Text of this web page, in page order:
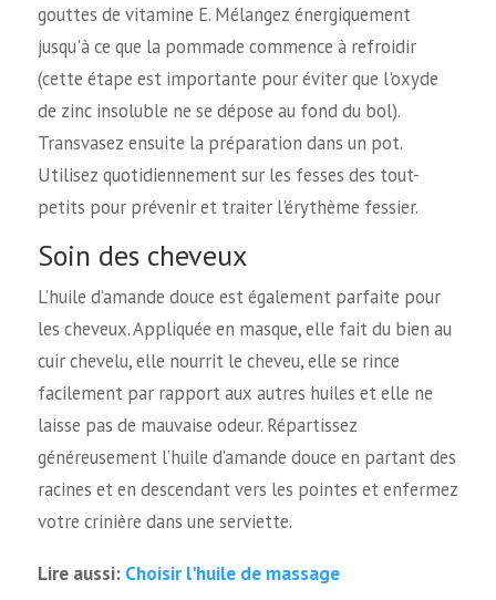
gouttes de vitamine E. Mélangez énergiquement
jusqu'à ce que la pommade commence à refroidir
(cette étape est importante pour éviter que l'oxyde
de zinc insoluble ne se dépose au fond du bol).
Transvasez ensuite la préparation dans un pot.
Utilisez quotidiennement sur les fesses des tout-
petits pour prévenir et traiter l'érythème fessier.
Soin des cheveux
L’huile d’amande douce est également parfaite pour
les cheveux. Appliquée en masque, elle fait du bien au
cuir chevelu, elle nourrit le cheveu, elle se rince
facilement par rapport aux autres huiles et elle ne
laisse pas de mauvaise odeur. Répartissez
généreusement l’huile d’amande douce en partant des
racines et en descendant vers les pointes et enfermez
votre crinière dans une serviette.
Lire aussi: Choisir l'huile de massage